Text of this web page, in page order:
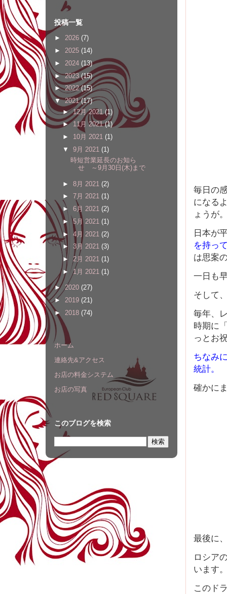
毎日の
になる
ょうが
日本が
を持っ
は思案
一日も
そして
毎年、
時期に
っとお
ちなみ
統計。
確かに
最後に
ロシア
います
このド
投稿一覧
► 2026 (7)
► 2025 (14)
► 2024 (13)
►2023(15)
►2022(15)
▼2021(17)
►12月 2021 (1)
►11月 2021(1)
► 10月 2021 (1)
▼ 9月 2021 (1)
時短営業延長のお知ら
せ ～9月30日(木)まで
► 8月 2021 (2)
► 7月 2021 (1)
► 6月 2021 (2)
►5月 2021 (1)
► 4月 2021 (2)
► 3月 2021 (3)
► 2月 2021 (1)
► 1月 2021 (1)
►2020 (27)
► 2019 (21)
► 2018 (74)
ホーム
連絡先&アクセス
お店の料金システム
お店の写真
このブログを検索